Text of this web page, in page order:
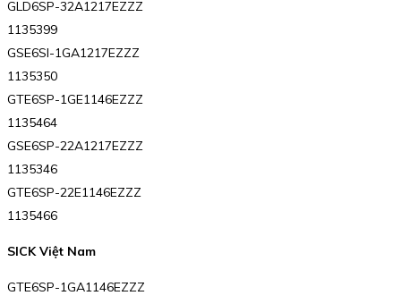
GLD6SP-32A1217EZZZ
1135399
GSE6SI-1GA1217EZZZ
1135350
GTE6SP-1GE1146EZZZ
1135464
GSE6SP-22A1217EZZZ
1135346
GTE6SP-22E1146EZZZ
1135466
SICK Việt Nam
GTE6SP-1GA1146EZZZ